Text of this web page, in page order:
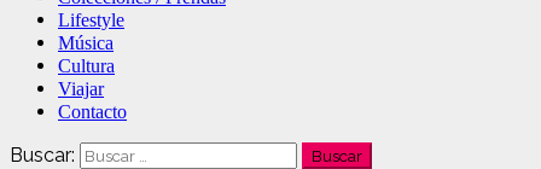
Lifestyle
Música
Cultura
Viajar
Contacto
Buscar: